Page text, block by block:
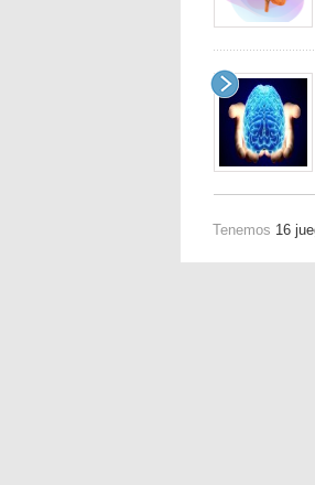
Tenemos 16